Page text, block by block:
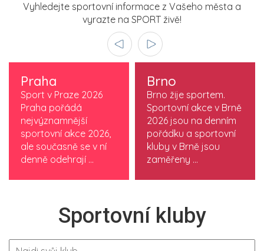
Vyhledejte sportovní informace z Vašeho města a
vyrazte na SPORT živě!
Praha
Sport v Praze 2026
Praha pořádá
nejvýznamnější
sportovní akce 2026,
ale současně se v ní
denně odehrají ...
Brno
Brno žije sportem.
Sportovní akce v Brně
2026 jsou na denním
pořádku a sportovní
kluby v Brně jsou
zaměřeny ...
Sportovní kluby